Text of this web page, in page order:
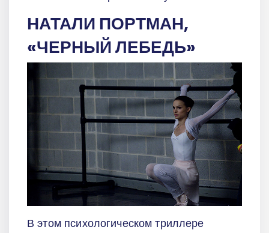
НАТАЛИ ПОРТМАН,
«ЧЕРНЫЙ ЛЕБЕДЬ»
В этом психологическом триллере